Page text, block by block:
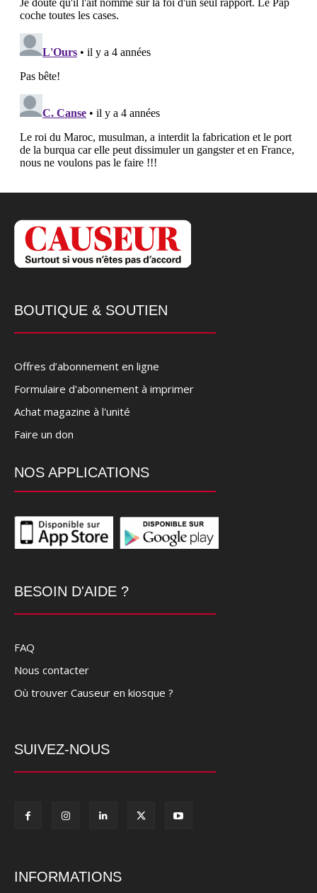
BOUTIQUE & SOUTIEN
Offres d’abonnement en ligne
Formulaire d'abonnement à imprimer
Achat magazine à l'unité
Faire un don
NOS APPLICATIONS
BESOIN D'AIDE ?
FAQ
Nous contacter
Où trouver Causeur en kiosque ?
SUIVEZ-NOUS
INFORMATIONS